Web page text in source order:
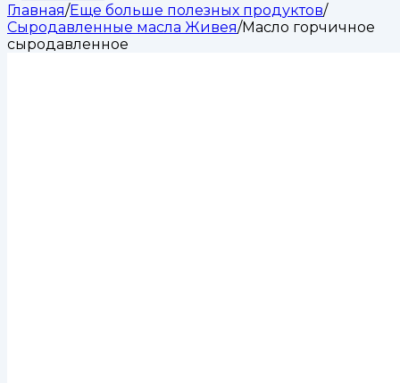
Главная/Еще больше полезных продуктов/
Сыродавленные масла Живея/Масло горчичное
сыродавленное